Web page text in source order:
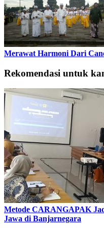
Merawat Harmoni Dari
Rekomendasi untuk
Metode CARANGAPAK
Jawa di Banjarnegara